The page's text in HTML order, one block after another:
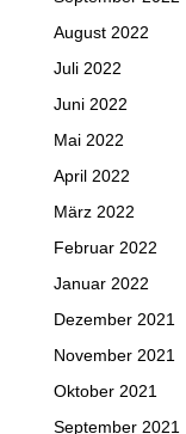
August 2022
Juli 2022
Juni 2022
Mai 2022
April 2022
März 2022
Februar 2022
Januar 2022
Dezember 2021
November 2021
Oktober 2021
September 2021